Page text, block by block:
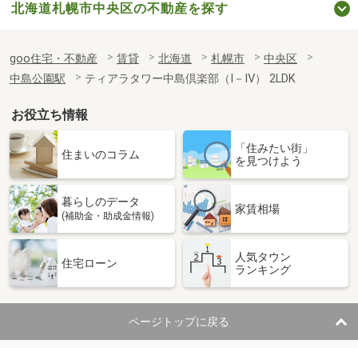
北海道札幌市中央区の不動産を探す
goo住宅・不動産 賃貸 北海道 札幌市
中央区
中島公園駅
ティアラタワー中島倶楽部（Ⅰ－Ⅳ） 2LDK
お役立ち情報
住まいのコラム
「住みたい街」
を見つけよう
暮らしのデータ
(補助金・助成金情報)
家賃相場
住宅ローン
人気タウン
ランキング
ページトップに戻る